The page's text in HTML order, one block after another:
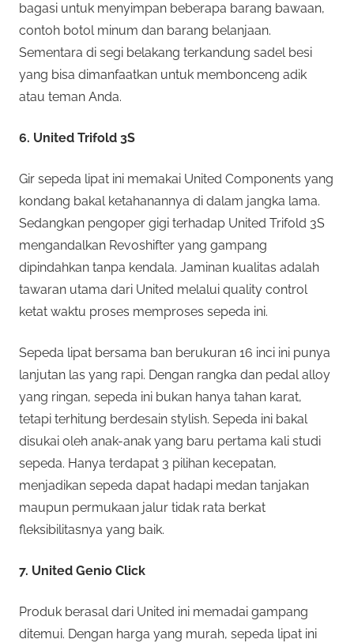
bagasi untuk menyimpan beberapa barang bawaan,
contoh botol minum dan barang belanjaan.
Sementara di segi belakang terkandung sadel besi
yang bisa dimanfaatkan untuk membonceng adik
atau teman Anda.
6. United Trifold 3S
Gir sepeda lipat ini memakai United Components yang
kondang bakal ketahanannya di dalam jangka lama.
Sedangkan pengoper gigi terhadap United Trifold 3S
mengandalkan Revoshifter yang gampang
dipindahkan tanpa kendala. Jaminan kualitas adalah
tawaran utama dari United melalui quality control
ketat waktu proses memproses sepeda ini.
Sepeda lipat bersama ban berukuran 16 inci ini punya
lanjutan las yang rapi. Dengan rangka dan pedal alloy
yang ringan, sepeda ini bukan hanya tahan karat,
tetapi terhitung berdesain stylish. Sepeda ini bakal
disukai oleh anak-anak yang baru pertama kali studi
sepeda. Hanya terdapat 3 pilihan kecepatan,
menjadikan sepeda dapat hadapi medan tanjakan
maupun permukaan jalur tidak rata berkat
fleksibilitasnya yang baik.
7. United Genio Click
Produk berasal dari United ini memadai gampang
ditemui. Dengan harga yang murah, sepeda lipat ini